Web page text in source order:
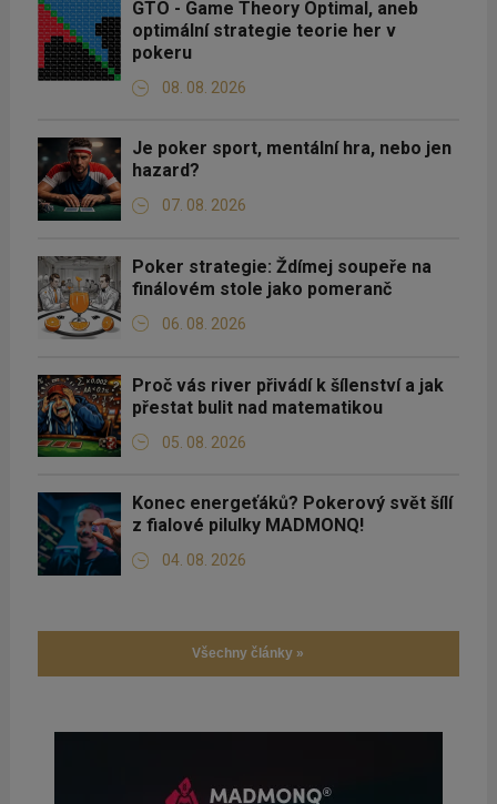
GTO - Game Theory Optimal, aneb
optimální strategie teorie her v
pokeru
08. 08. 2026
Je poker sport, mentální hra, nebo jen
hazard?
07. 08. 2026
Poker strategie: Ždímej soupeře na
finálovém stole jako pomeranč
06. 08. 2026
Proč vás river přivádí k šílenství a jak
přestat bulit nad matematikou
05. 08. 2026
Konec energeťáků? Pokerový svět šílí
z fialové pilulky MADMONQ!
04. 08. 2026
Všechny články »